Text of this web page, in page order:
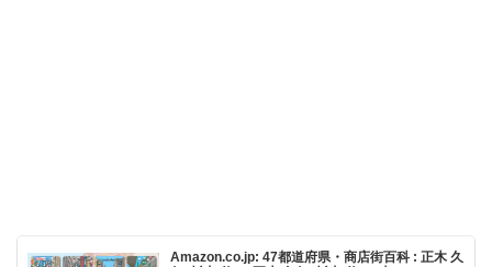
Amazon.co.jp: 47都道府県・商店街百科 : 正木 久